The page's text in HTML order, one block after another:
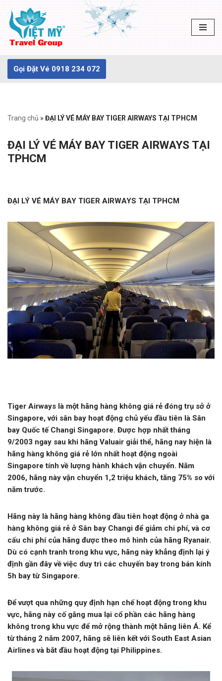
Chuyển
tới
dung
Gọi Đặt Vé 0918 234 072
Trang chủ » ĐẠI LÝ VÉ MÁY BAY TIGER AIRWAYS TẠI TPHCM
ĐẠI LÝ VÉ MÁY BAY TIGER AIRWAYS TẠI
TPHCM
ĐẠI LÝ VÉ MÁY BAY TIGER AIRWAYS TẠI TPHCM
Tiger Airways là một hãng hàng không giá rẻ đóng trụ sở ở
Singapore, với sân bay hoạt động chủ yếu đầu tiên là Sân
bay Quốc tế Changi Singapore. Được hợp nhất tháng
9/2003 ngay sau khi hãng Valuair giải thể, hãng nay hiện là
hãng hàng không giá rẻ lớn nhất hoạt động ngoài
Singapore tính về lượng hành khách vận chuyển. Năm
2006, hãng này vận chuyển 1,2 triệu khách, tăng 75% so với
năm trước.
Hãng này là hãng hàng không đầu tiên hoạt động ở nhà ga
hàng không giá rẻ ở Sân bay Changi để giảm chi phí, và cơ
cấu chi phí của hãng được theo mô hình của hãng Ryanair.
Dù có cạnh tranh trong khu vực, hãng này khẳng định lại ý
định gần đây về việc duy trì các chuyến bay trong bán kính
5h bay từ Singapore.
Để vượt qua những quy định hạn chế hoạt động trong khu
vực, hãng này cố gắng mua lại cổ phần các hãng hàng
không trong khu vực để mở rộng thành một hãng liên Á. Kể
từ tháng 2 năm 2007, hãng sẽ liên kết với South East Asian
Airlines và bắt đầu hoạt động tại Philippines.